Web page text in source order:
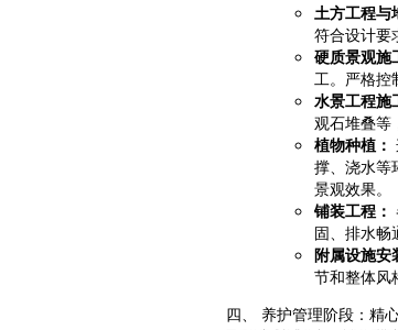
土方工程与
符合设计要
硬质景观施
工。严格控
水景工程施
观石堆叠等
植物种植：
撑、浇水等
景观效果。
铺装工程：
固、排水畅
附属设施安
节和整体风
四、 养护管理阶段：精